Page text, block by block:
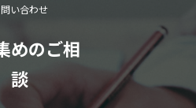
い合わせ
めのご相
談